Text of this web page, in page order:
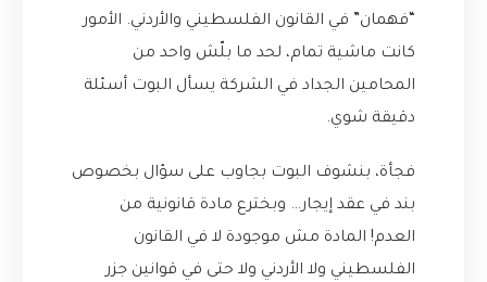
“فهمان” في القانون الفلسطيني والأردني. الأمور
كانت ماشية تمام، لحد ما بلّش واحد من
المحامين الجداد في الشركة يسأل البوت أسئلة
دقيقة شوي.
فجأة، بنشوف البوت بجاوب على سؤال بخصوص
بند في عقد إيجار… وبخترع مادة قانونية من
العدم! المادة مش موجودة لا في القانون
الفلسطيني ولا الأردني ولا حتى في قوانين جزر